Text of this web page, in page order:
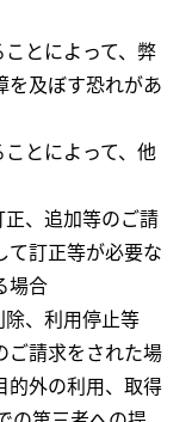
とによって、弊
を及ぼす恐れがあ
とによって、他
、追加等のご請
て訂正等が必要な
場合
、利用停止等
ご請求をされた場
的外の利用、取得